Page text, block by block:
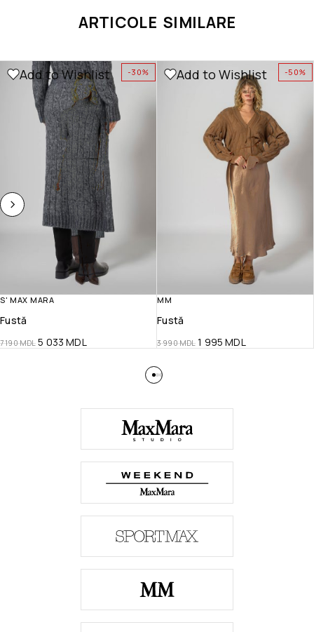
ARTICOLE SIMILARE
-30%
Add to Wishlist
S' MAX MARA
Fustă
7 190MDL 5 033MDL
-50%
Add to Wishlist
MM
Fustă
3 990MDL 1 995MDL